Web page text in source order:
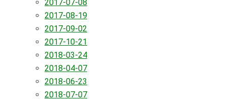
2017-07-08
2017-08-19
2017-09-02
2017-10-21
2018-03-24
2018-04-07
2018-06-23
2018-07-07